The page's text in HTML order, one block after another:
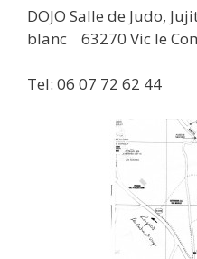
DOJO Salle de Judo,
blanc 63270 Vic le
Tel: 06 07 72 62 44